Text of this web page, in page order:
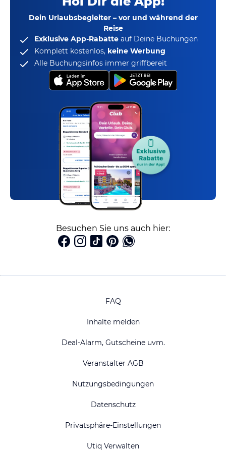
Dein Urlaubsbegleiter – vor und während der
Reise
Exklusive App-Rabatte auf Deine Buchungen
Komplett kostenlos, keine Werbung
Alle Buchungsinfos immer griffbereit
Besuchen Sie uns auch hier:
FAQ
Inhalte melden
Deal-Alarm, Gutscheine uvm.
Veranstalter AGB
Nutzungsbedingungen
Datenschutz
Privatsphäre-Einstellungen
Utiq Verwalten